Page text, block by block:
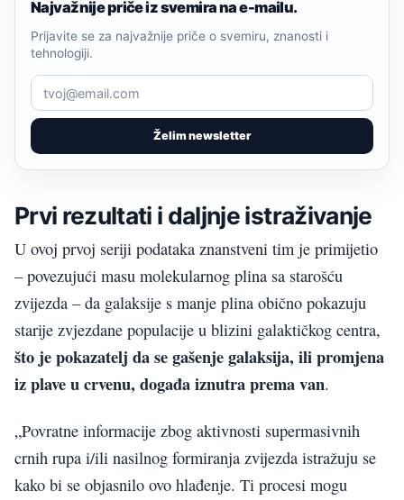
Najvažnije priče iz svemira na e-mailu.
Želim newsletter
Prijavite se za najvažnije priče o svemiru, znanosti i
tehnologiji.
Prvi rezultati i daljnje istraživanje
U ovoj prvoj seriji podataka znanstveni tim je primijetio
– povezujući masu molekularnog plina sa starošću
zvijezda – da galaksije s manje plina obično pokazuju
starije zvjezdane populacije u blizini galaktičkog centra,
što je pokazatelj da se gašenje galaksija, ili promjena
iz plave u crvenu, događa iznutra prema van.
„Povratne informacije zbog aktivnosti supermasivnih
crnih rupa i/ili nasilnog formiranja zvijezda istražuju se
kako bi se objasnilo ovo hlađenje. Ti procesi mogu